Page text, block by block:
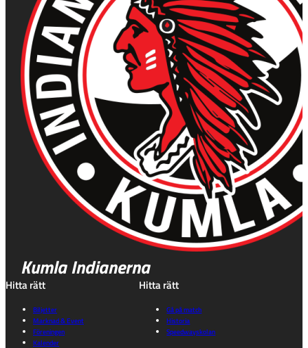
Kumla Indianerna
Hitta rätt
Biljetter
Marknad & Event
Föreningen
Kalender
Hitta rätt
Gå på match
Historia
Speedwayskolan